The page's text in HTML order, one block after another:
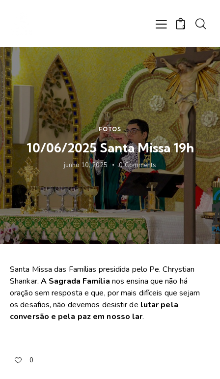
0
FOTOS
10/06/2025 Santa Missa 19h
junho 10, 2025 0 Comments
Santa Missa das Famílias presidida pelo Pe. Chrystian
Shankar. A Sagrada Família nos ensina que não há
oração sem resposta e que, por mais difíceis que sejam
os desafios, não devemos desistir de lutar pela
conversão e pela paz em nosso lar.
0